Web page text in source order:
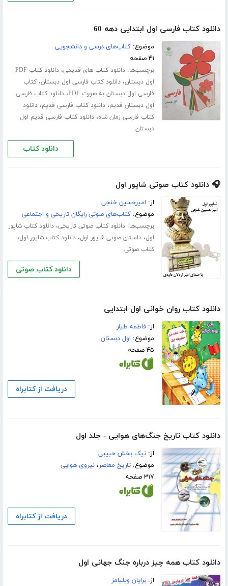
دانلود کتاب فارسی اول ابتدایی دهه 60
موضوع:کتاب‌های درسی و دانشجویی
۴۱ صفحه
برچسب‌ها:دانلود کتاب های قدیمی،
دانلود کتاب PDF
اول دبستان،دانلود کتاب فارسی اول دبستان،کتاب
فارسی اول دبستان به صورت PDF
،دانلود کتاب فارسی
اول دبستان قدیم،دانلود کتاب فارسی قدیم،دانلود
کتاب فارسی زمان شاه،دانلود کتاب فارسی قدیم اول
دبستان
دانلود کتاب
🎧 دانلود کتاب صوتی شاپور اول
از: امیرحسین خنجی
موضوع:کتاب‌های صوتی رایگان تاریخی و اجتماعی
برچسب‌ها:دانلود کتاب صوتی تاریخی،دانلود کتاب شاپور
اول،داستان صوتی شاپور اول،دانلود کتاب شاپور اول،
کتاب صوتی
دانلود کتاب صوتی
دانلود کتاب روان خوانی اول ابتدایی
از:فاطمه طیار
موضوع: اول دبستان
۴۵ صفحه
دریافت از کتابراه
دانلود کتاب تاریخ جنگ‌های هوایی - جلد اول
از:نیک بخش حبیبی
موضوع:تاریخ معاصر،نیروی هوایی
۳۱۷ صفحه
دریافت از کتابراه
دانلود کتاب همه چیز درباره‌ جنگ جهانی اول
از:برایان ویلیامز